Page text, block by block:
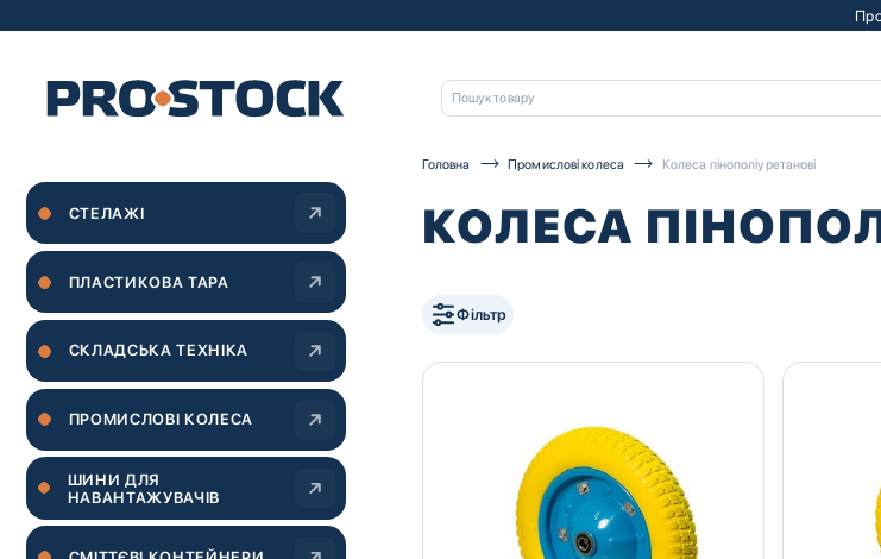
Головна Промислові колеса Колеса пінополіуретанові
КОЛЕСА
Фільтр
СТЕЛАЖІ
ПЛАСТИКОВА ТАРА
СКЛАДСЬКА ТЕХНІКА
ПРОМИСЛОВІ КОЛЕСА
ШИНИ ДЛЯ
НАВАНТАЖУВАЧІВ